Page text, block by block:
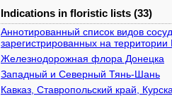
Indications in floristic lists (33)
Аннотированный список видов
зарегистрированных на
Железнодорожная флора Донецка
Западный и Северный Тянь-Шань
Кавказ, Ставропольский край,